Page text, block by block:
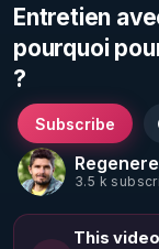
Entretien
pourquoi
?
3.5 k
Subscribe
This